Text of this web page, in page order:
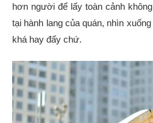
hơn người để lấy toàn cảnh
tại hành lang của quán, nhìn
khá hay đấy chứ.